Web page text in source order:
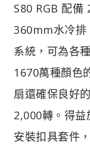
S80 RGB 配備
360mm水冷排
系統，可為各
1670萬種顏色
扇還確保良好
2,000轉。得益
安裝扣具套件